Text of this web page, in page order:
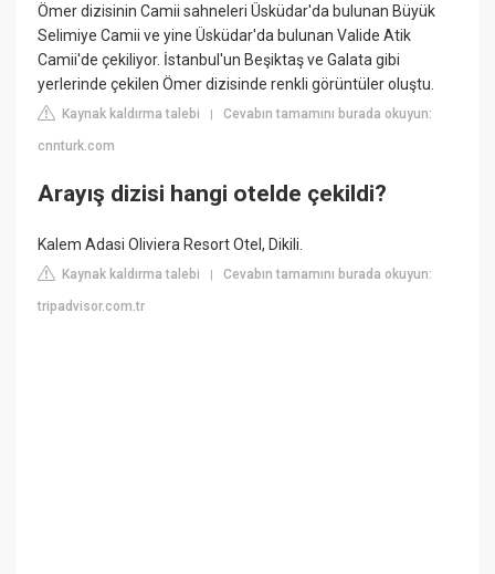
Ömer dizisinin Camii sahneleri Üsküdar'da bulunan Büyük
Selimiye Camii ve yine Üsküdar'da bulunan Valide Atik
Camii'de çekiliyor. İstanbul'un Beşiktaş ve Galata gibi
yerlerinde çekilen Ömer dizisinde renkli görüntüler oluştu.
Kaynak kaldırma talebi |Cevabın tamamını burada okuyun:
cnnturk.com
Arayış dizisi hangi otelde çekildi?
Kalem Adasi Oliviera Resort Otel, Dikili.
Kaynak kaldırma talebi |Cevabın tamamını burada okuyun:
tripadvisor.com.tr